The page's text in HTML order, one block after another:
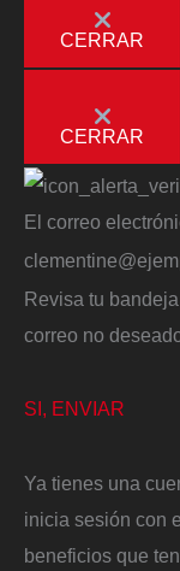
CERRAR
CERRAR
El correo
Revisa tu
correo no
SI, ENVIAR
Ya tienes una
inicia sesión con
beneficios que